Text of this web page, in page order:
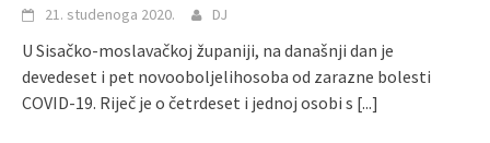
21. studenoga 2020. DJ
U Sisačko-moslavačkoj županiji, na današnji dan je
devedeset i pet novooboljelihosoba od zarazne bolesti
COVID-19. Riječ je o četrdeset i jednoj osobi s [...]